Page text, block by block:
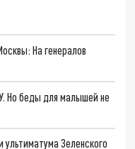
На генералов
Но беды для малышей не
Зеленского